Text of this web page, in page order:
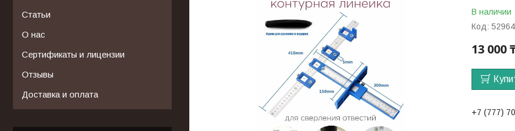
В наличии
Код:
13 000
+7 (777)
Статьи
О нас
Сертификаты и лицензии
Отзывы
Доставка и оплата